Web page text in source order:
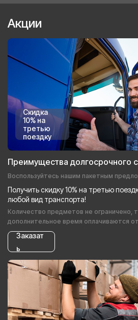
Акции
Скидка
10% на
третью
поездку
Преимущества долгосрочного
Воспользуйтесь нашим пакетным
Получить скидку 10% на третью
любой вид транспорта!
Количество предметов не ограничено,
дополнительное время оплачиваются
Заказат
ь